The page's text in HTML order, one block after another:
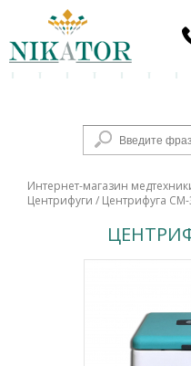
Интернет-магазин
Центрифуги / Центрифуга СМ-